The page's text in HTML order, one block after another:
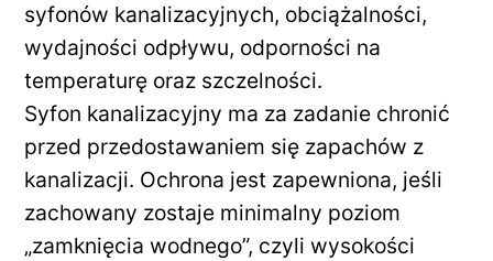
syfonów kanalizacyjnych, obciążalności,
wydajności odpływu, odporności na
temperaturę oraz szczelności.
Syfon kanalizacyjny ma za zadanie chronić
przed przedostawaniem się zapachów z
kanalizacji. Ochrona jest zapewniona, jeśli
zachowany zostaje minimalny poziom
„zamknięcia wodnego”, czyli wysokości